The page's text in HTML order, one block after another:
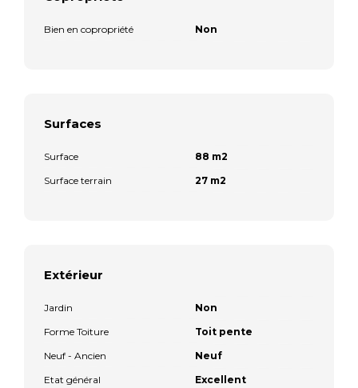
Bien en copropriété Non
Surfaces
Surface
88 m2
Surface terrain
27 m2
Extérieur
Jardin
Non
Forme Toiture
Toit pente
Neuf - Ancien
Neuf
Etat général
Excellent